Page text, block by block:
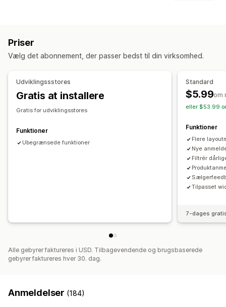
Metoder til indsamling af anmeldelser
Analyser
Engagementssporing
Priser
Vælg det abonnement, der passer bedst til din virksomhed.
Udviklingssstores
Gratis at installere
Gratis for udviklingsstores
Funktioner
Ubegrænsede funktioner
Standard
$5.99om
eller $53.99
Funktioner
Flere
Nye
Filtrér
Tilpasset
7-dages
Alle gebyrer faktureres i USD. Tilbagevendende og brugsbaserede
gebyrer faktureres hver 30. dag.
Anmeldelser (184)